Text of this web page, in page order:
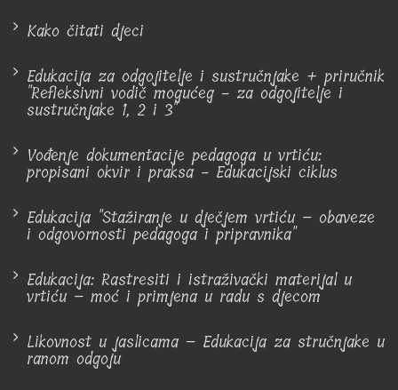
Kako čitati djeci
Edukacija za odgojitelje i sustručnjake + priručnik
"Refleksivni vodič mogućeg - za odgojitelje i
sustručnjake 1, 2 i 3"
Vođenje dokumentacije pedagoga u vrtiću:
propisani okvir i praksa - Edukacijski ciklus
Edukacija "Stažiranje u dječjem vrtiću – obaveze
i odgovornosti pedagoga i pripravnika"
Edukacija: Rastresiti i istraživački materijal u
vrtiću – moć i primjena u radu s djecom
Likovnost u jaslicama – Edukacija za stručnjake u
ranom odgoju